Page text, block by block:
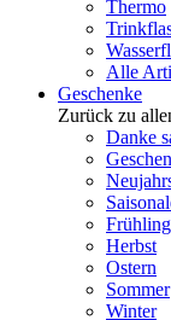
Thermo
Alle
Geschenke
Zurück zu
Danke
Frühling
Herbst
Ostern
Sommer
Winter